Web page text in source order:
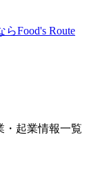
Food's Route
・起業情報一覧